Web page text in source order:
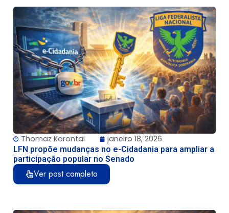
Thomaz Korontai janeiro 18, 2026
LFN propõe mudanças no e-Cidadania para ampliar a
participação popular no Senado
Ver post completo